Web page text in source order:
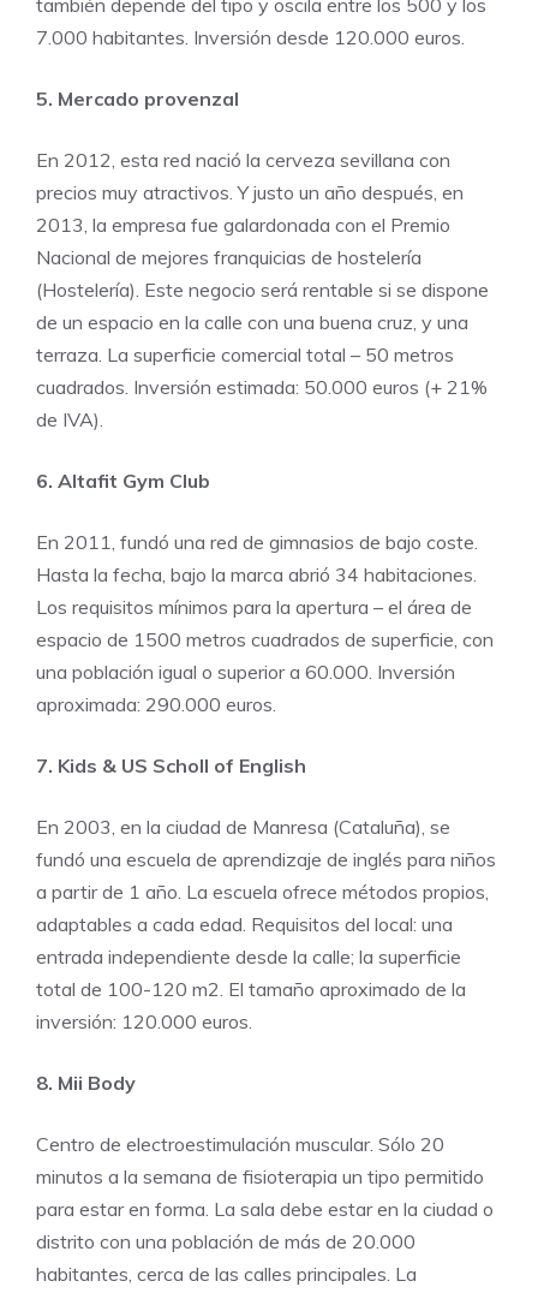
también depende del tipo y oscila entre los 500 y los
7.000 habitantes. Inversión desde 120.000 euros.
5. Mercado provenzal
En 2012, esta red nació la cerveza sevillana con
precios muy atractivos. Y justo un año después, en
2013, la empresa fue galardonada con el Premio
Nacional de mejores franquicias de hostelería
(Hostelería). Este negocio será rentable si se dispone
de un espacio en la calle con una buena cruz, y una
terraza. La superficie comercial total – 50 metros
cuadrados. Inversión estimada: 50.000 euros (+ 21%
de IVA).
6. Altafit Gym Club
En 2011, fundó una red de gimnasios de bajo coste.
Hasta la fecha, bajo la marca abrió 34 habitaciones.
Los requisitos mínimos para la apertura – el área de
espacio de 1500 metros cuadrados de superficie, con
una población igual o superior a 60.000. Inversión
aproximada: 290.000 euros.
7. Kids & US Scholl of English
En 2003, en la ciudad de Manresa (Cataluña), se
fundó una escuela de aprendizaje de inglés para niños
a partir de 1 año. La escuela ofrece métodos propios,
adaptables a cada edad. Requisitos del local: una
entrada independiente desde la calle; la superficie
total de 100-120 m2. El tamaño aproximado de la
inversión: 120.000 euros.
8. Mii Body
Centro de electroestimulación muscular. Sólo 20
minutos a la semana de fisioterapia un tipo permitido
para estar en forma. La sala debe estar en la ciudad o
distrito con una población de más de 20.000
habitantes, cerca de las calles principales. La